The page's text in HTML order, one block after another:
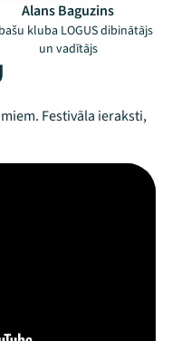
Alans Baguzins
kluba LOGUS dibinātājs
un vadītājs
Festivāla ieraksti,